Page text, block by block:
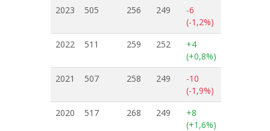
2023
505 256 249
-6
(-1,2%)
2022
511 259 252
+4
(+0,8%)
2021
507 258 249
-10
(-1,9%)
2020
517 268 249
+8
(+1,6%)